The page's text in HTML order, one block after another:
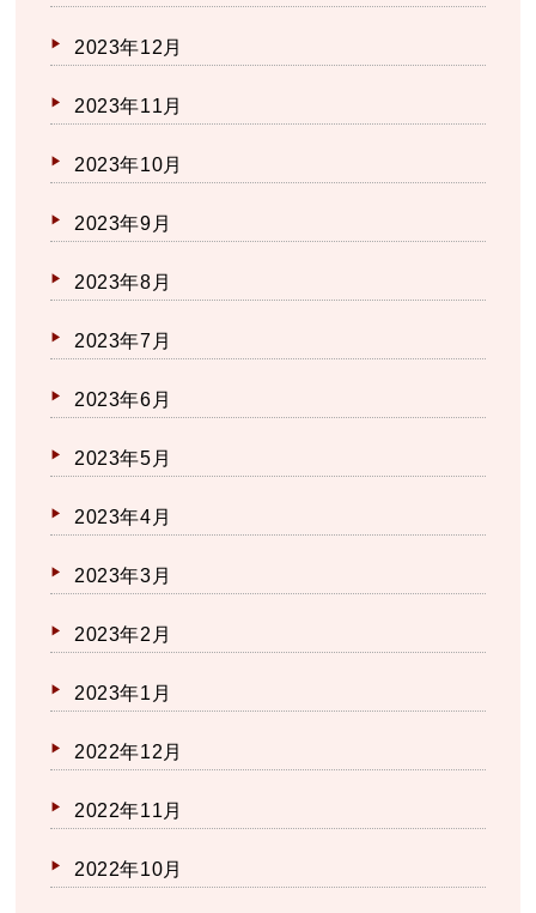
2023年12月
2023年11月
2023年10月
2023年9月
2023年8月
2023年7月
2023年6月
2023年5月
2023年4月
2023年3月
2023年2月
2023年1月
2022年12月
2022年11月
2022年10月